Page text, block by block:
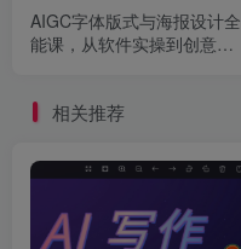
AIGC字体版式与海报设计全
能课，从软件实操到创意落
相关推荐